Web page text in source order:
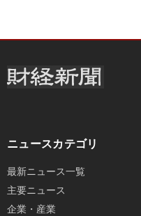
ニュースカテゴリ
最新ニュース一覧
主要ニュース
企業・産業